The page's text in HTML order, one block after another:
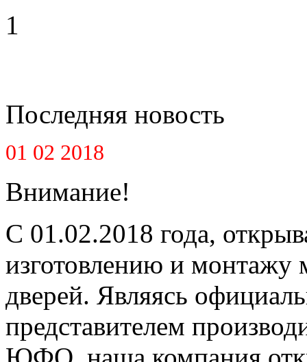
1
Последняя новость
01 02 2018
Внимание!
С 01.02.2018 года,
изготовлению и монтажу
дверей. Являясь
представителем